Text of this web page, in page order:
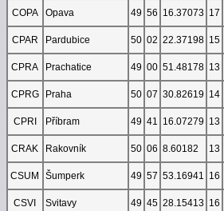
COPA
Opava 49 56 16.37073 17
CPAR
Pardubice 50 02 22.37198 15
CPRA
Prachatice 49 00 51.48178 13
CPRG
Praha 50 07 30.82619 14
CPRI
Příbram 49 41 16.07279 13
CRAK
Rakovník 50 06 8.60182 13
CSUM
Šumperk 49 57 53.16941 16
CSVI
Svitavy 49 45 28.15413 16